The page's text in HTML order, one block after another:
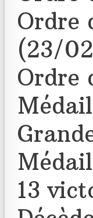
Ordre
(23/
Ordre
13